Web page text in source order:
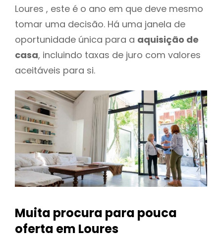
Loures , este é o ano em que deve mesmo
tomar uma decisão. Há uma janela de
oportunidade única para a aquisição de
casa, incluindo taxas de juro com valores
aceitáveis para si.
Muita procura para pouca
oferta em Loures